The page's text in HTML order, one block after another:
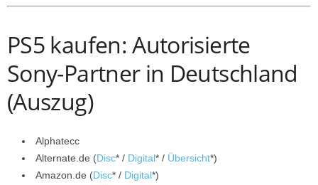
PS5 kaufen: Autorisierte
Sony-Partner in Deutschland
(Auszug)
Alphatecc
Alternate.de (Disc* / Digital* / Übersicht*)
Amazon.de (Disc* / Digital*)